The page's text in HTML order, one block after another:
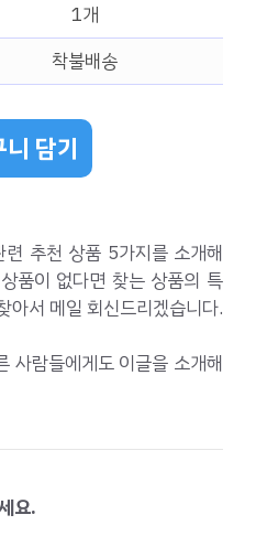
1개
착불배송
담기
추천 상품 5가지를 소개해
품이 없다면 찾는 상품의 특
아서 메일 회신드리겠습니다.
사람들에게도 이글을 소개해
요.